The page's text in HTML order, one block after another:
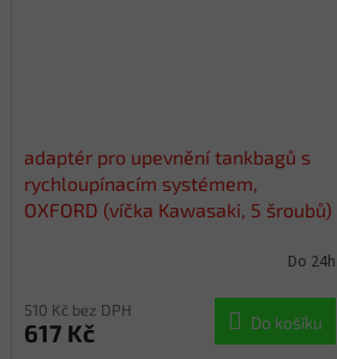
adaptér pro upevnění tankbagů s
rychloupínacím systémem,
OXFORD (víčka Kawasaki, 5 šroubů)
Do 24h
510 Kč bez DPH
617 Kč Do košíku